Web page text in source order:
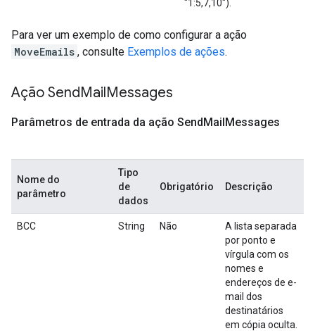
"1:5,7,10").
Para ver um exemplo de como configurar a ação
MoveEmails , consulte Exemplos de ações.
Ação SendMailMessages
Parâmetros de entrada da ação SendMailMessages
Nome do
parâmetro
Tipo
de
dados
Obrigatório Descrição
BCC String Não
A lista separada
por ponto e
vírgula com os
nomes e
endereços de e-
mail dos
destinatários
em cópia oculta.